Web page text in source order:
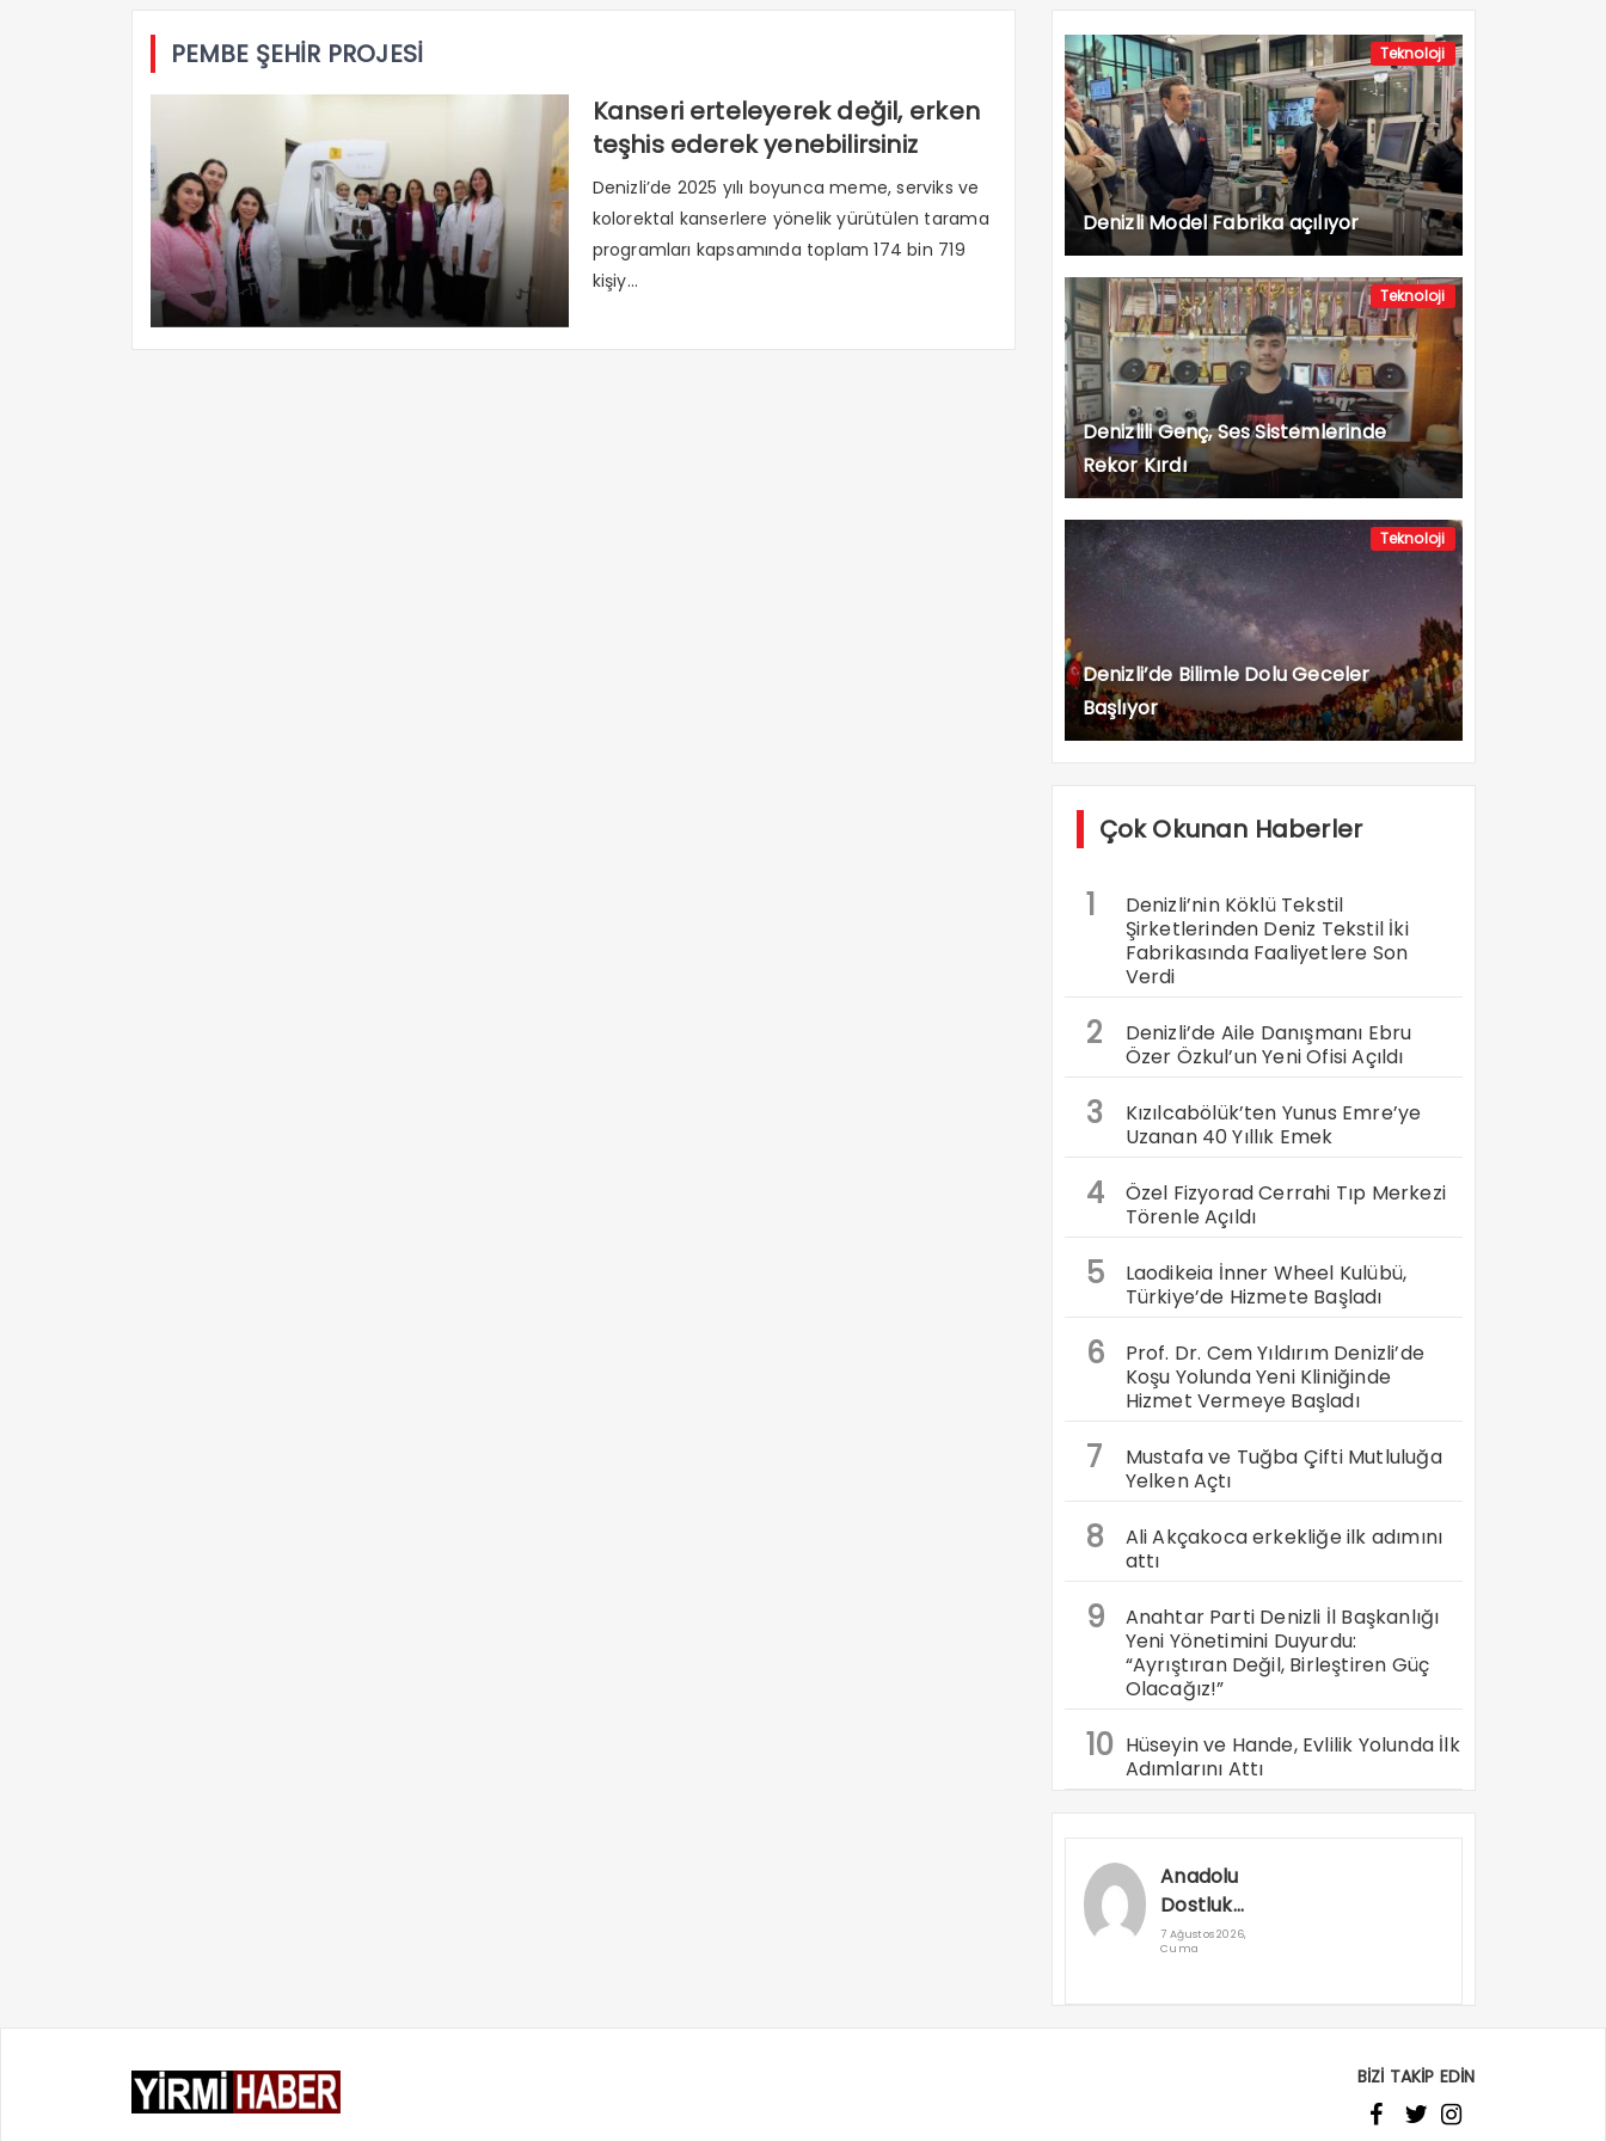
PEMBE ŞEHİR PROJESİ
Kanseri erteleyerek değil, erken
teşhis ederek yenebilirsiniz
Denizli’de 2025 yılı boyunca meme, serviks ve
kolorektal kanserlere yönelik yürütülen tarama
programları kapsamında toplam 174 bin 719
kişiy...
Teknoloji
Denizli Model Fabrika açılıyor
Teknoloji
Denizlili Genç, Ses Sistemlerinde
Rekor Kırdı
Teknoloji
Denizli’de Bilimle Dolu Geceler
Başlıyor
Çok Okunan Haberler
1
Denizli’nin Köklü Tekstil
Şirketlerinden Deniz Tekstil İki
Fabrikasında Faaliyetlere Son
Verdi
2
Denizli’de Aile Danışmanı Ebru
Özer Özkul’un Yeni Ofisi Açıldı
3
Kızılcabölük’ten Yunus Emre’ye
Uzanan 40 Yıllık Emek
4
Özel Fizyorad Cerrahi Tıp Merkezi
Törenle Açıldı
5
Laodikeia İnner Wheel Kulübü,
Türkiye’de Hizmete Başladı
6
Prof. Dr. Cem Yıldırım Denizli’de
Koşu Yolunda Yeni Kliniğinde
Hizmet Vermeye Başladı
7
Mustafa ve Tuğba Çifti Mutluluğa
Yelken Açtı
8
Ali Akçakoca erkekliğe ilk adımını
attı
9
Anahtar Parti Denizli İl Başkanlığı
Yeni Yönetimini Duyurdu:
“Ayrıştıran Değil, Birleştiren Güç
Olacağız!”
10 Hüseyin ve Hande, Evlilik Yolunda İlk
Adımlarını Attı
Anadolu
Dostluk
Rallisi
7 Ağustos 2026,
Cuma
BİZİ TAKİP EDİN